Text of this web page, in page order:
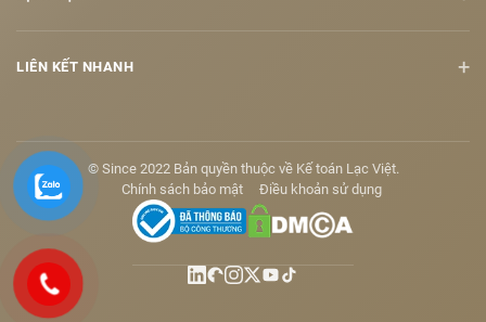
LIÊN KẾT NHANH +
© Since 2022 Bản quyền thuộc về Kế toán Lạc Việt.
Chính sách bảo mật
Điều khoản sử dụng